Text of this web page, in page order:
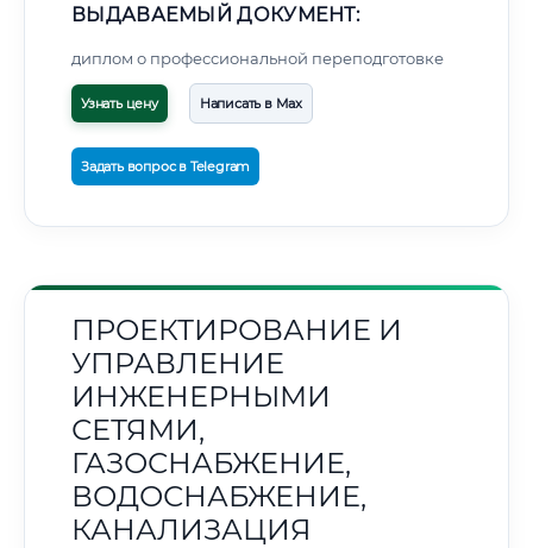
ВЫДАВАЕМЫЙ ДОКУМЕНТ:
диплом о профессиональной переподготовке
Узнать цену Написать в Max
Задать вопрос в Telegram
ПРОЕКТИРОВАНИЕ И
УПРАВЛЕНИЕ
ИНЖЕНЕРНЫМИ
СЕТЯМИ,
ГАЗОСНАБЖЕНИЕ,
ВОДОСНАБЖЕНИЕ,
КАНАЛИЗАЦИЯ